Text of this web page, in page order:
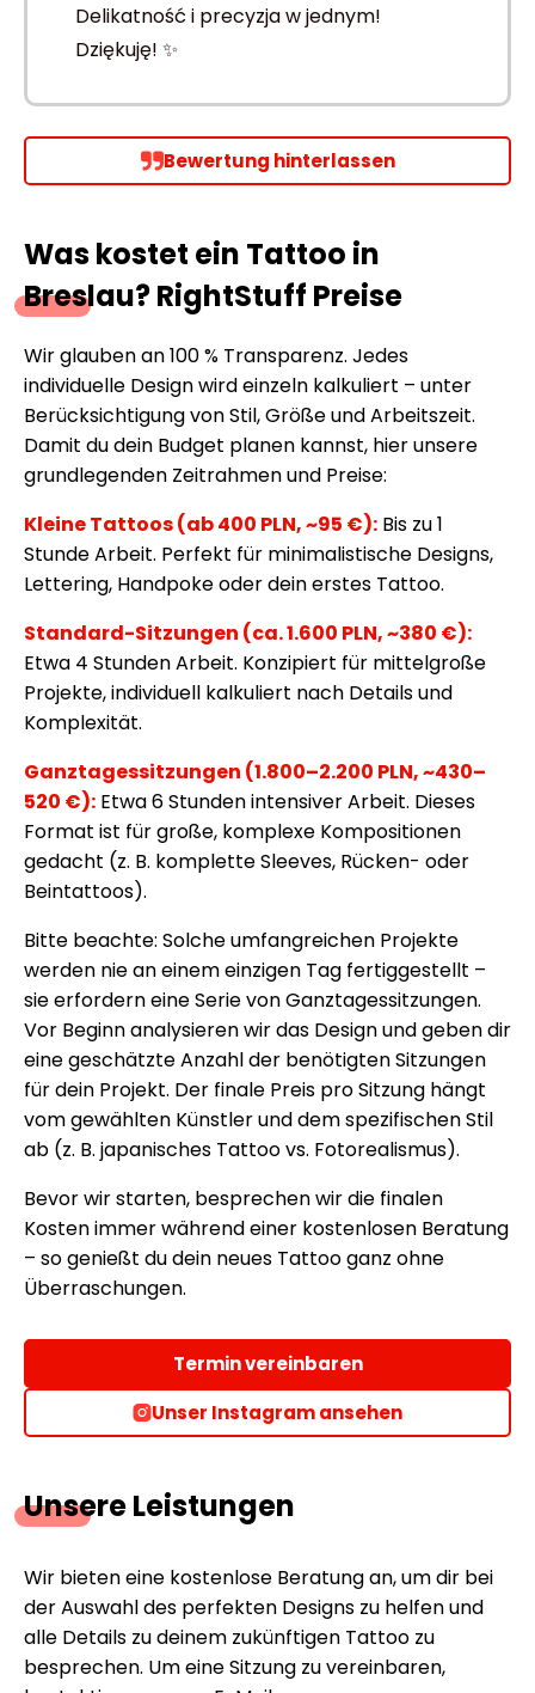
Delikatność i precyzja w jednym!
Dziękuję! ✨
Bewertung hinterlassen
Was kostet ein Tattoo in
Breslau? RightStuff Preise
Wir glauben an 100 % Transparenz. Jedes
individuelle Design wird einzeln kalkuliert – unter
Berücksichtigung von Stil, Größe und Arbeitszeit.
Damit du dein Budget planen kannst, hier unsere
grundlegenden Zeitrahmen und Preise:
Kleine Tattoos (ab 400 PLN, ~95 €): Bis zu 1
Stunde Arbeit. Perfekt für minimalistische Designs,
Lettering, Handpoke oder dein erstes Tattoo.
Standard-Sitzungen (ca. 1.600 PLN, ~380 €):
Etwa 4 Stunden Arbeit. Konzipiert für mittelgroße
Projekte, individuell kalkuliert nach Details und
Komplexität.
Ganztagessitzungen (1.800–2.200 PLN, ~430–
520 €): Etwa 6 Stunden intensiver Arbeit. Dieses
Format ist für große, komplexe Kompositionen
gedacht (z. B. komplette Sleeves, Rücken- oder
Beintattoos).
Bitte beachte: Solche umfangreichen Projekte
werden nie an einem einzigen Tag fertiggestellt –
sie erfordern eine Serie von Ganztagessitzungen.
Vor Beginn analysieren wir das Design und geben dir
eine geschätzte Anzahl der benötigten Sitzungen
für dein Projekt. Der finale Preis pro Sitzung hängt
vom gewählten Künstler und dem spezifischen Stil
ab (z. B. japanisches Tattoo vs. Fotorealismus).
Bevor wir starten, besprechen wir die finalen
Kosten immer während einer kostenlosen Beratung
– so genießt du dein neues Tattoo ganz ohne
Überraschungen.
Termin vereinbaren
Unser Instagram ansehen
Unsere Leistungen
Wir bieten eine kostenlose Beratung an, um dir bei
der Auswahl des perfekten Designs zu helfen und
alle Details zu deinem zukünftigen Tattoo zu
besprechen. Um eine Sitzung zu vereinbaren,